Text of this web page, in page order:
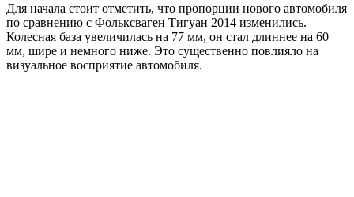
Для начала стоит отметить, что пропорции нового автомобиля
по сравнению с Фольксваген Тигуан 2014 изменились.
Колесная база увеличилась на 77 мм, он стал длиннее на 60
мм, шире и немного ниже. Это существенно повлияло на
визуальное восприятие автомобиля.